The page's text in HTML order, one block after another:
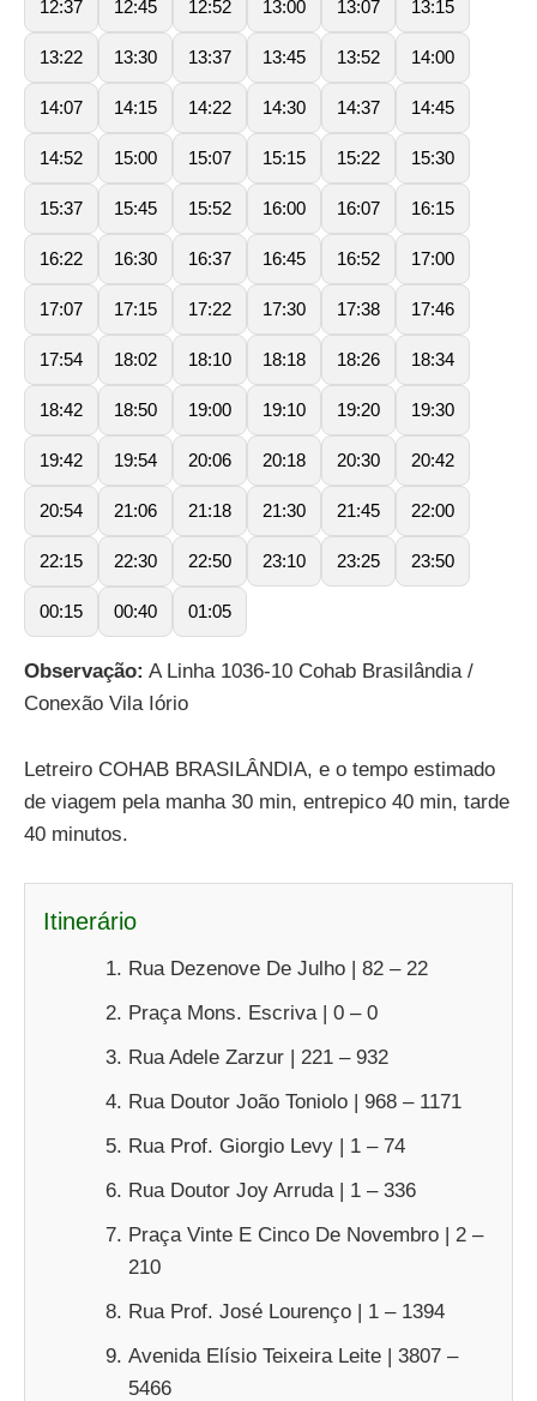
12:37 12:45 12:52 13:00 13:07 13:15
13:22 13:30 13:37 13:45 13:52 14:00
14:07 14:15 14:22 14:30 14:37 14:45
14:52 15:00 15:07 15:15 15:22 15:30
15:37 15:45 15:52 16:00 16:07 16:15
16:22 16:30 16:37 16:45 16:52 17:00
17:07 17:15 17:22 17:30 17:38 17:46
17:54 18:02 18:10 18:18 18:26 18:34
18:42 18:50 19:00 19:10 19:20 19:30
19:42 19:54 20:06 20:18 20:30 20:42
20:54 21:06 21:18 21:30 21:45 22:00
22:15 22:30 22:50 23:10 23:25 23:50
00:15 00:40 01:05
Observação: A Linha 1036-10 Cohab Brasilândia /
Conexão Vila Iório
Letreiro COHAB BRASILÂNDIA, e o tempo estimado
de viagem pela manha 30 min, entrepico 40 min, tarde
40 minutos.
Itinerário
Rua Dezenove De Julho | 82 – 22
Praça Mons. Escriva | 0 – 0
Rua Adele Zarzur | 221 – 932
Rua Doutor João Toniolo | 968 – 1171
Rua Prof. Giorgio Levy | 1 – 74
Rua Doutor Joy Arruda | 1 – 336
Praça Vinte E Cinco De Novembro | 2 –
210
Rua Prof. José Lourenço | 1 – 1394
Avenida Elísio Teixeira Leite | 3807 –
5466